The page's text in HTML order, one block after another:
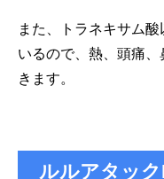
また、トラネキサム
いるので、熱、頭痛
きます。
ルルアタッ